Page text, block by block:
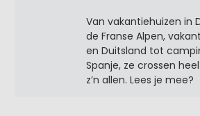
Van vakantiehuizen in
de Franse Alpen,
en Duitsland tot
Spanje, ze crossen
z’n allen. Lees je mee?